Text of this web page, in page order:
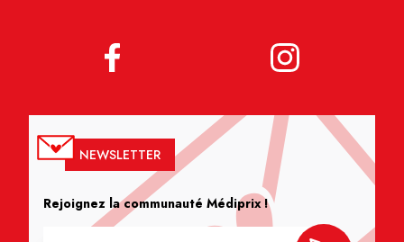
NEWSLETTER
Rejoignez la communauté Médiprix !